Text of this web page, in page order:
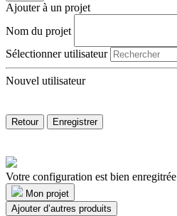
Ajouter à un projet
Nom du projet
Sélectionner utilisateur
Nouvel utilisateur
Retour Enregistrer
Votre configuration est bien enregitrée
Mon projet
Ajouter d’autres produits